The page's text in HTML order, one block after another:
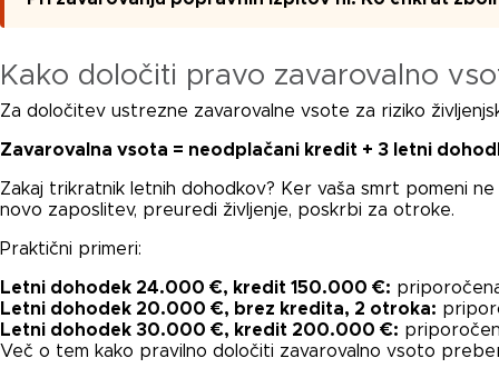
Kako določiti pravo zavarovalno
Za določitev ustrezne zavarovalne vsote za riziko
Zavarovalna vsota = neodplačani kredit + 3 letni
Zakaj trikratnik letnih dohodkov? Ker vaša smrt pomeni
novo zaposlitev, preuredi življenje, poskrbi za otroke.
Praktični primeri:
Letni dohodek 24.000 €, kredit 150.000 €:
Letni dohodek 20.000 €, brez kredita, 2 otroka:
Letni dohodek 30.000 €, kredit 200.000 €:
Več o tem kako pravilno določiti zavarovalno vsoto